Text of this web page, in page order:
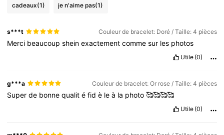
cadeaux(1) je n'aime pas(1)
s***t Couleur de bracelet: Doré / Taille: 4 pièces
Merci beaucoupsheinexactementcommesur les photos
Utile (0)
g***a Couleur de bracelet: Or rose / Taille: 4 pièces
Superde bonnequalitéfidè leà la photo🥰🥰🥰🥰
Utile (0)